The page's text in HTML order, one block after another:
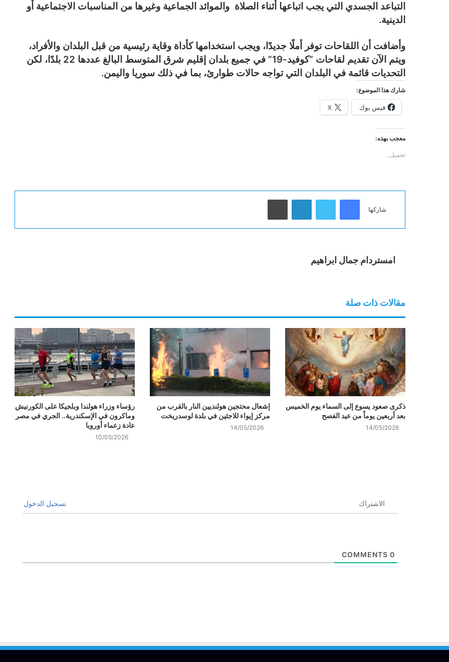
التباعد الجسدي التي يجب اتباعها أثناء الصلاة والموائد الجماعية وغيرها من المناسبات الاجتماعية أو
الدينية.
وأضافت أن اللقاحات توفر أملًا جديدًا، ويجب استخدامها كأداة وقاية رئيسية من قبل البلدان والأفراد،
ويتم الآن تقديم لقاحات “كوفيد-19” في جميع بلدان إقليم شرق المتوسط البالغ عددها 22 بلدًا، لكن
التحديات قائمة في البلدان التي تواجه حالات طوارئ، بما في ذلك سوريا واليمن.
شارك هذا الموضوع:
فيس بوك X
معجب بهذه:
تحميل...
شاركها
فيسبوك لينكدإن
امستردام جمال ابراهيم
مقالات ذات صلة
ذكرى صعود يسوع إلى السماء يوم الخميس
بعد أربعين يوماً من عيد الفصح
14/05/2026
إشعال محتجين هولنديين النار بالقرب من
مركز إيواء للاجئين في بلدة لوسدريخت
14/05/2026
رؤساء وزراء هولندا وبلجيكا على الكورنيش
وماكرون في الإسكندرية.. الجري في مصر
عادة زعماء أوروبا
10/05/2026
الاشتراك تسجيل الدخول
0